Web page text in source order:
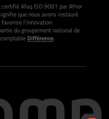
Afaq ISO 9001 par Afnor
que nous avons instauré
l’innovation.
du groupement national de
Différence.